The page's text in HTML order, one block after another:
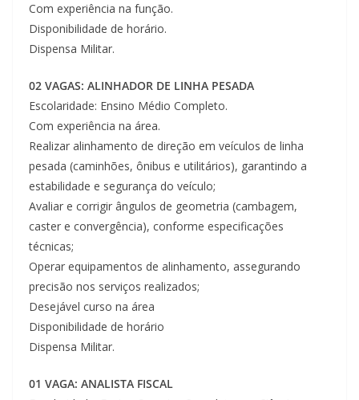
Com experiência na função.
Disponibilidade de horário.
Dispensa Militar.
02 VAGAS: ALINHADOR DE LINHA PESADA
Escolaridade: Ensino Médio Completo.
Com experiência na área.
Realizar alinhamento de direção em veículos de linha
pesada (caminhões, ônibus e utilitários), garantindo a
estabilidade e segurança do veículo;
Avaliar e corrigir ângulos de geometria (cambagem,
caster e convergência), conforme especificações
técnicas;
Operar equipamentos de alinhamento, assegurando
precisão nos serviços realizados;
Desejável curso na área
Disponibilidade de horário
Dispensa Militar.
01 VAGA: ANALISTA FISCAL